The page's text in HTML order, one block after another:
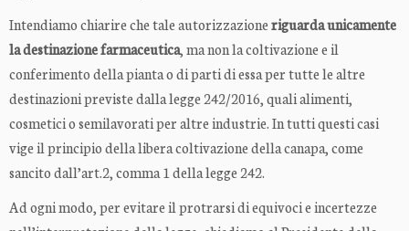
Intendiamo chiarire che tale autorizzazioneriguarda unicamente
la destinazione farmaceutica, ma non la coltivazione e il
conferimento della pianta o di parti di essa per tutte le altre
destinazioni previste dalla legge 242/2016, quali alimenti,
cosmetici o semilavorati per altre industrie. In tutti questi casi
vige il principio della libera coltivazione della canapa, come
sancito dall’art.2, comma 1 della legge 242.
Ad ogni modo, per evitare il protrarsi di equivoci e incertezze